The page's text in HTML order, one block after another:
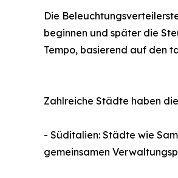
Die
beginnen und später die
Tempo, basierend auf den
Zahlreiche Städte haben
- Süditalien: Städte wie
gemeinsamen